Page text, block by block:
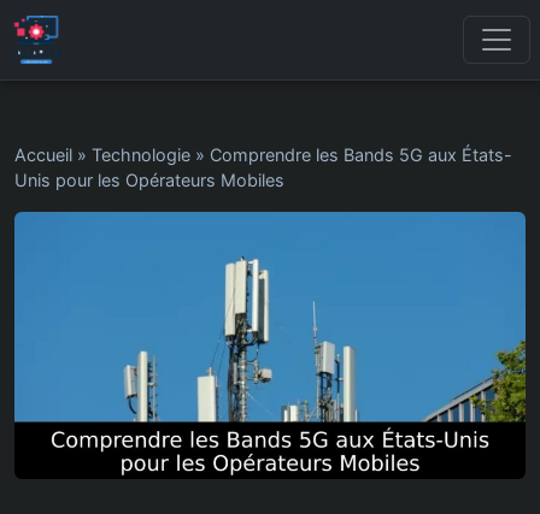
Accueil » Technologie » Comprendre les Bands 5G aux États-
Unis pour les Opérateurs Mobiles